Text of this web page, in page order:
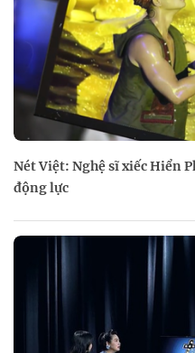
Nét Việt: Nghệ sĩ xiếc Hiển
động lực